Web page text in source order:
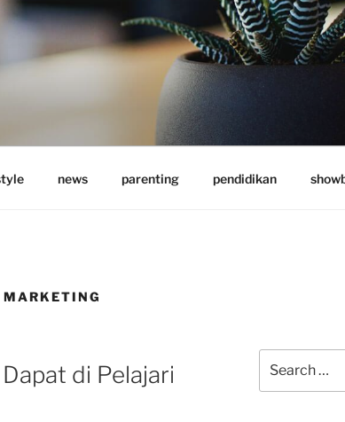
news parenting pendidikan
di Pelajari
for: